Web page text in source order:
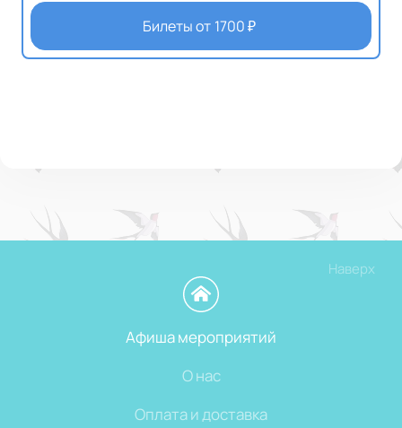
Билеты от 1700₽
Наверх
Афиша мероприятий
О нас
Оплата и доставка